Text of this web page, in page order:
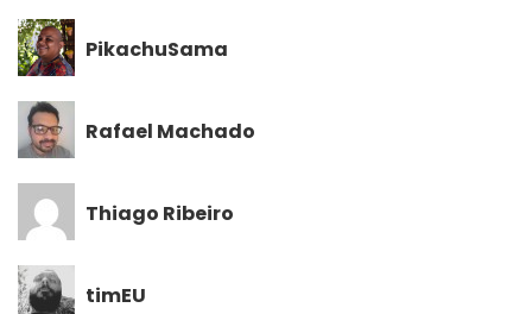
PikachuSama
Rafael Machado
Thiago Ribeiro
timEU